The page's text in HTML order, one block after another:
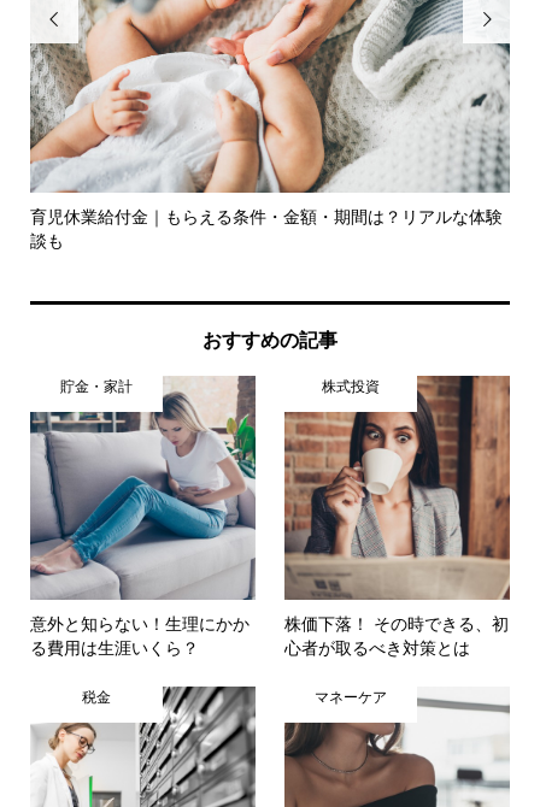

育児休業給付金｜もらえる条件・金額・期間は？リアルな体験
談も

おすすめの記事
貯金・家計
意外と知らない！生理にかか
る費用は生涯いくら？
株式投資
株価下落！ その時できる、初
心者が取るべき対策とは
税金 マネーケア